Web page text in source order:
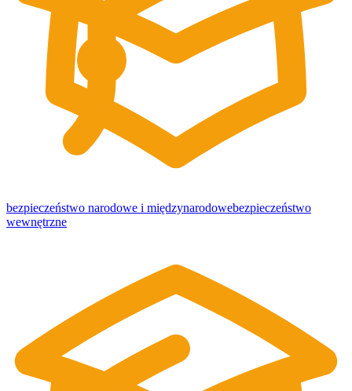
bezpieczeństwo narodowe i międzynarodowebezpieczeństwo
wewnętrzne